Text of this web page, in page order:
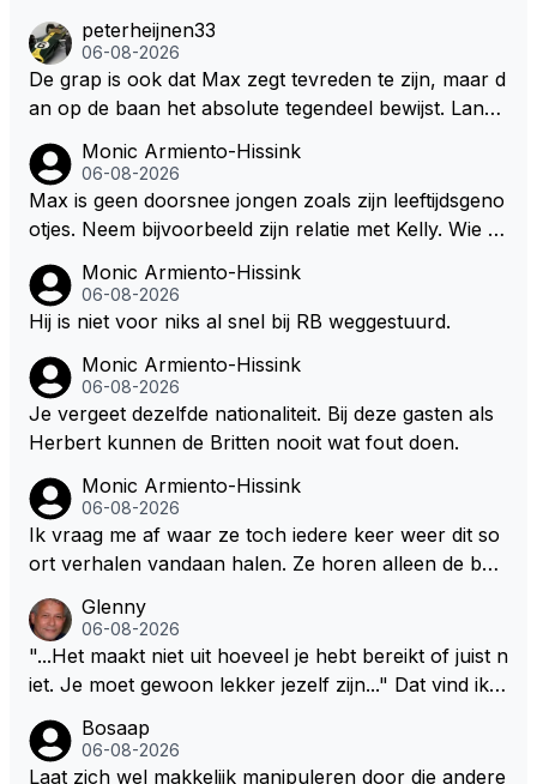
m/haar van zijn laatste zuurverdiende stuiver te ber
oven. De Staat heeft nooit ooit maar een stuiver in Z
andvoort willen investeren en dat zal ook nooit gebe
uren. Afdragen van BTW gelden en vergunningen bi
j dergelijke sportievefestiviteiten MOET je dan weer
wel afstaan, de parasiet.
peterheijnen33
06-08-2026
De grap is ook dat Max zegt tevreden te zijn, maar d
an op de baan het absolute tegendeel bewijst. Lando
dan eigenlijk niet echt zien. ;)
Monic Armiento-Hissink
06-08-2026
Max is geen doorsnee jongen zoals zijn leeftijdsgeno
otjes. Neem bijvoorbeeld zijn relatie met Kelly. Wie g
artjes ouder is en al een kleine heeft van een voorm
alig RB-lid op de leeftijd van 23 jaar? Hij doet dingen
oon. Ieder jaar is er in Hongarije een uitje voor zijn t
eam. Op 28-jarige leeftijd is hij al eigenaar van een su
ccesvol raceteam. Hij is niet alleen speciaal in de aut
Monic Armiento-Hissink
06-08-2026
Hij is niet voor niks al snel bij RB weggestuurd.
Monic Armiento-Hissink
06-08-2026
Je vergeet dezelfde nationaliteit. Bij deze gasten als
Herbert kunnen de Britten nooit wat fout doen.
Monic Armiento-Hissink
06-08-2026
Ik vraag me af waar ze toch iedere keer weer dit so
ort verhalen vandaan halen. Ze horen alleen de boa
gedaan worden als ie nog vol adrenaline zit, maar ni
emand weet wat er zich afspeelt achter gesloten de
uren. Bovendien werken er 2000 man bij RB en niet
er elkaar mensen een andere uitdagingen zoeken of
niet meer in de F1 willen werken is niet zo gek als de
Glenny
06-08-2026
"...Het maakt niet uit hoeveel je hebt bereikt of juist n
iet. Je moet gewoon lekker jezelf zijn..." Dat vind ik z
waliteit en niet om kwantiteit in het (zijn) leven. Voor
zo'n mindset in een wereld waarin het nota bene he
Bosaap
06-08-2026
Laat zich wel makkelijk manipuleren door die andere